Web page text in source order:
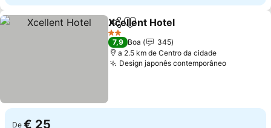
PartilharAdicionar aos favoritos
Xcellent Hotel
2 Estrelas
7,9 Boa
345
a 2.5 km de Centro da cidade
Design japonês contemporâneoVer
De € 25